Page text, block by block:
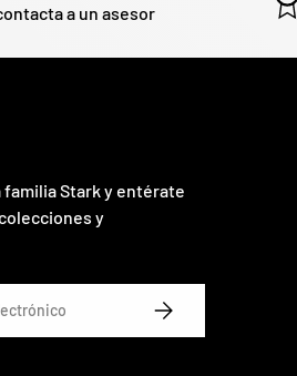
a un asesor
familia Stark y entérate
y
SUSCRIBIRSE